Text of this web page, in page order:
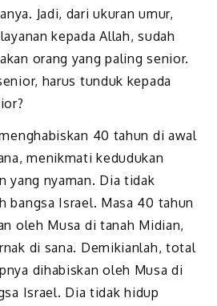
Jadi, dari ukuran umur,
kepada Allah, sudah
orang yang paling senior.
harus tunduk kepada
40 tahun di awal
menikmati kedudukan
yang nyaman. Dia tidak
bangsa Israel. Masa 40 tahun
oleh Musa di tanah Midian,
di sana. Demikianlah, total
dihabiskan oleh Musa di
Israel. Dia tidak hidup